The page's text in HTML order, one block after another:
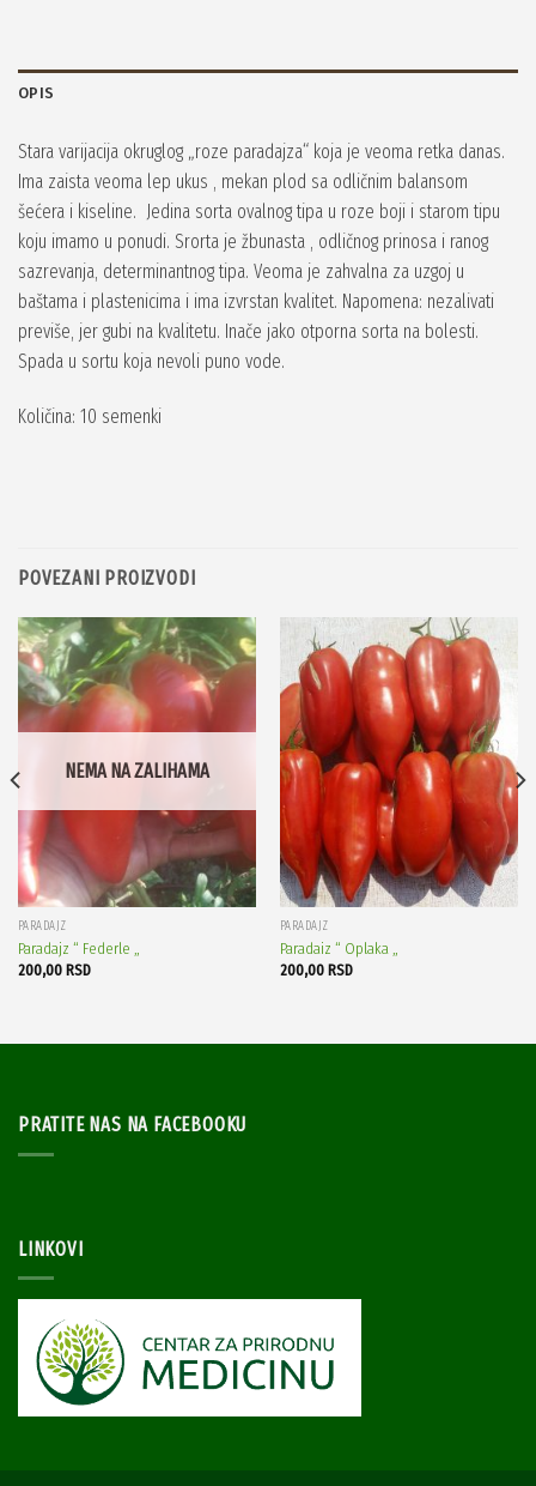
OPIS
Stara varijacija okruglog „roze paradajza“ koja je veoma retka danas.
Ima zaista veoma lep ukus , mekan plod sa odličnim balansom
šećera i kiseline. Jedina sorta ovalnog tipa u roze boji i starom tipu
koju imamo u ponudi. Srorta je žbunasta , odličnog prinosa i ranog
sazrevanja, determinantnog tipa. Veoma je zahvalna za uzgoj u
baštama i plastenicima i ima izvrstan kvalitet. Napomena: nezalivati
previše, jer gubi na kvalitetu. Inače jako otporna sorta na bolesti.
Spada u sortu koja nevoli puno vode.
Količina: 10 semenki
POVEZANI PROIZVODI
NEMA NA ZALIHAMA
PARADAJZ
Paradajz “ Federle „
200,00RSD
PARADAJZ
Paradaiz “ Oplaka „
200,00RSD
PRATITE NAS NA FACEBOOKU
LINKOVI